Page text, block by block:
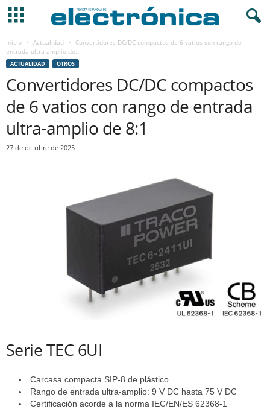
Inicio Actualidad
Convertidores DC/DC compactos de 6 vatios con rango de
entrada ultra-amplio de...
ACTUALIDAD OTROS
Convertidores DC/DC compactos
de 6 vatios con rango de entrada
ultra-amplio de 8:1
27 de octubre de 2025
Serie TEC 6UI
Carcasa compacta SIP-8 de plástico
Rango de entrada ultra-amplio: 9 V DC hasta 75 V DC
Certificación acorde a la norma IEC/EN/ES 62368-1